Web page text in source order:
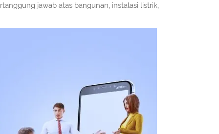
jawab atas bangunan, instalasi listrik,